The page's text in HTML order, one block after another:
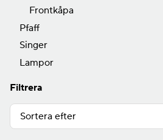
Frontkåpa
Pfaff
Singer
Lampor
Filtrera
Sortera efter